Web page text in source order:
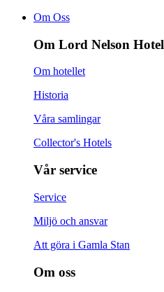
Om Oss
Om Lord Nelson Hotel
Om hotellet
Historia
Våra samlingar
Collector's Hotels
Vår service
Service
Miljö och ansvar
Att göra i Gamla Stan
Om oss